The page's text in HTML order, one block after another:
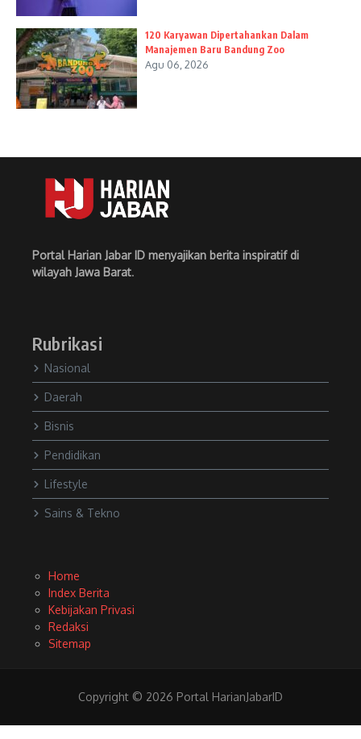
120 Karyawan Dipertahankan Dalam
Manajemen Baru Bandung Zoo
Agu 06, 2026
Portal Harian Jabar ID menyajikan berita inspiratif di
wilayah Jawa Barat.
Rubrikasi
Nasional
Daerah
Bisnis
Pendidikan
Lifestyle
Sains & Tekno
Home
Index Berita
Kebijakan Privasi
Redaksi
Sitemap